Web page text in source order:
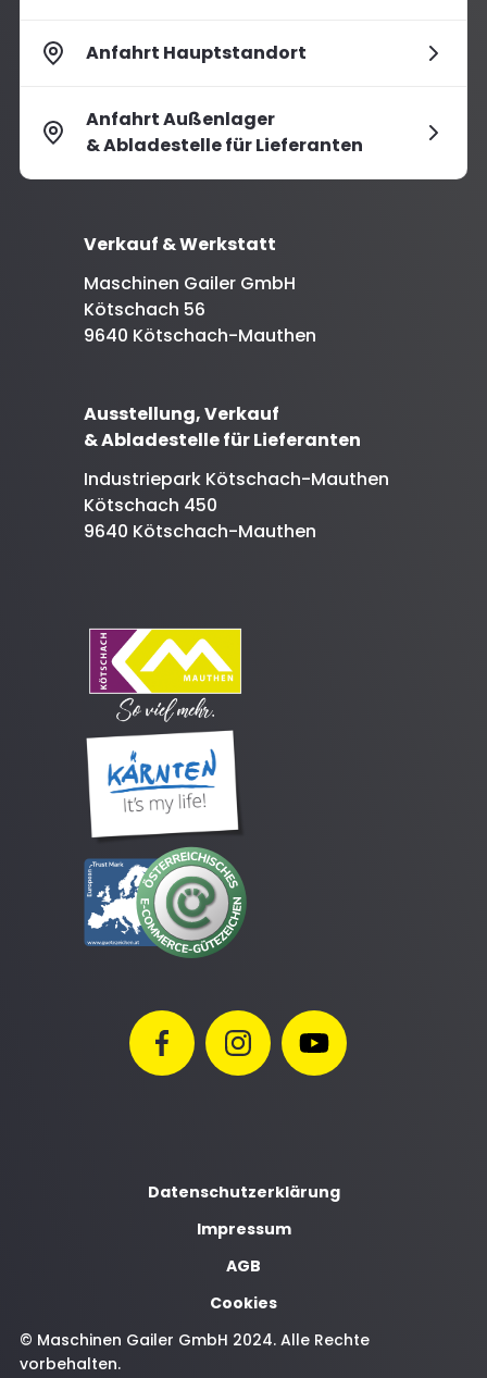
Anfahrt Hauptstandort
Anfahrt Außenlager
& Abladestelle für Lieferanten
Verkauf & Werkstatt
Maschinen Gailer GmbH
Kötschach 56
9640 Kötschach-Mauthen
Ausstellung, Verkauf
& Abladestelle für Lieferanten
Industriepark Kötschach-Mauthen
Kötschach 450
9640 Kötschach-Mauthen
Datenschutzerklärung
Impressum
AGB
Cookies
© Maschinen Gailer GmbH 2024. Alle Rechte
vorbehalten.